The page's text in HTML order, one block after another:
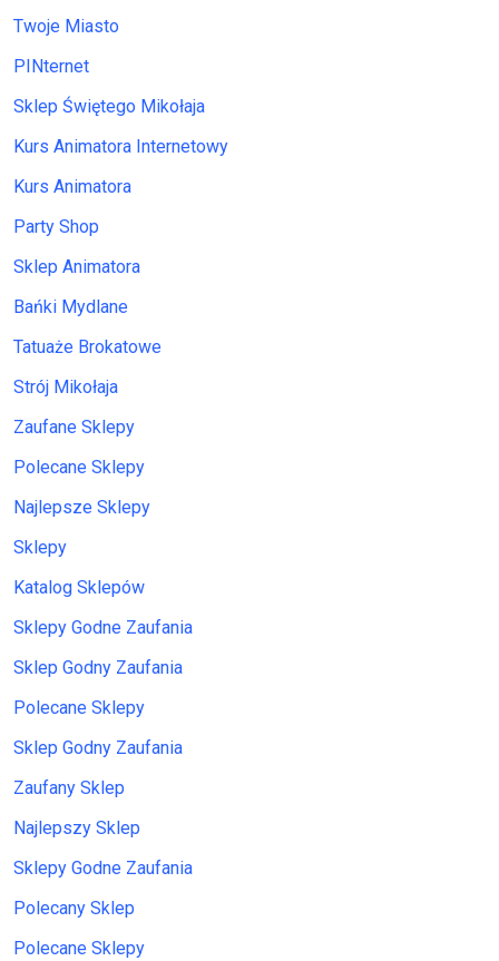
Twoje Miasto
PINternet
Sklep Świętego Mikołaja
Kurs Animatora Internetowy
Kurs Animatora
Party Shop
Sklep Animatora
Bańki Mydlane
Tatuaże Brokatowe
Strój Mikołaja
Zaufane Sklepy
Polecane Sklepy
Najlepsze Sklepy
Sklepy
Katalog Sklepów
Sklepy Godne Zaufania
Sklep Godny Zaufania
Polecane Sklepy
Sklep Godny Zaufania
Zaufany Sklep
Najlepszy Sklep
Sklepy Godne Zaufania
Polecany Sklep
Polecane Sklepy